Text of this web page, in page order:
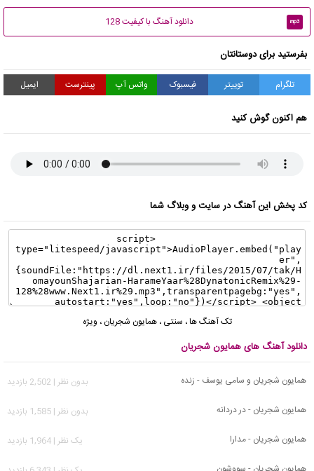
mp3 دانلود آهنگ با کیفیت 128
بفرستید برای دوستانتان
تلگرام توییتر فیسبوک واتس آپ پینترست ایمیل
هم اکنون گوش کنید
کد پخش این آهنگ در سایت و وبلاگ شما
تک آهنگ ها، سنتی ،همایون شجریان ، ویژه
دانلود آهنگ های همایون شجریان
همایون شجریان و سامی یوسف - زنده
بدون نظر | 2,502 بازدید
همایون شجریان - در دردانه
بدون نظر | 1,585 بازدید
همایون شجریان - مدارا
يک نظر | 1,964 بازدید